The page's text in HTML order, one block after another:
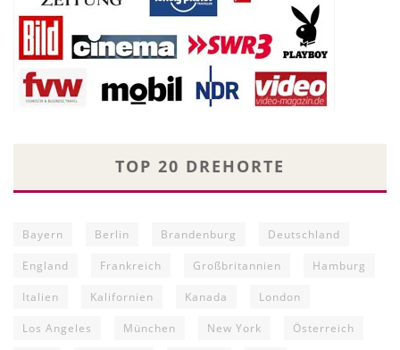
TOP 20 DREHORTE
Bayern Berlin Brandenburg Deutschland
England Frankreich Großbritannien Hamburg
Italien Kalifornien Kanada London
Los Angeles München New York Österreich